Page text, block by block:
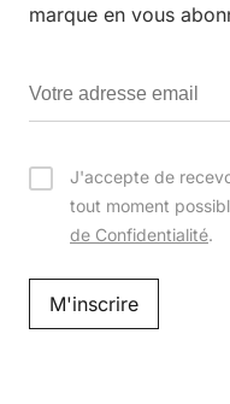
marque en vous
J'accepte de
tout moment
de Confidentialité.
M'inscrire